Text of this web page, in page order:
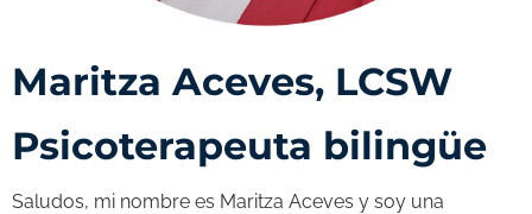
Maritza Aceves, LCSW
Psicoterapeuta bilingüe
Saludos, mi nombre es Maritza Aceves y soy una